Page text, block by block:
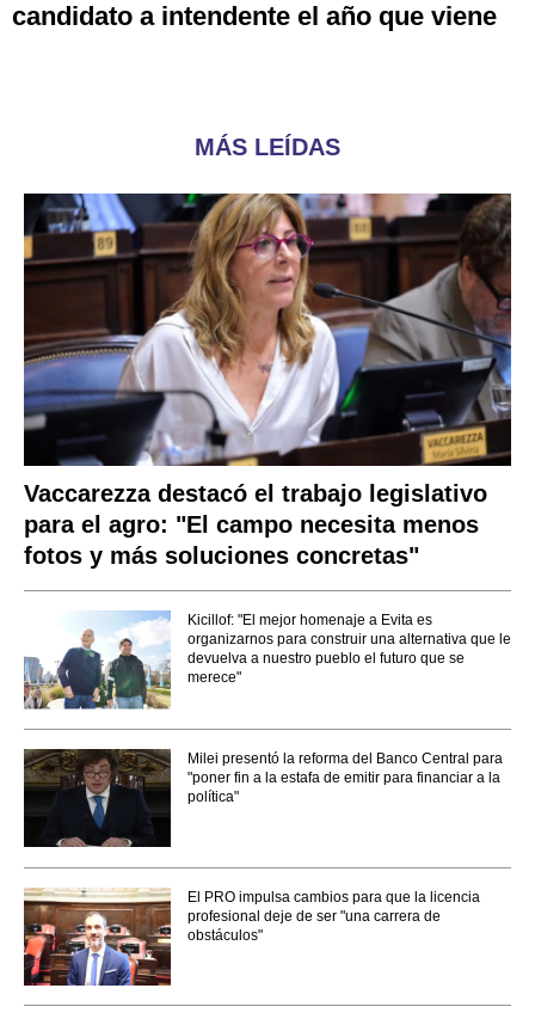
candidato a intendente el año que viene
MÁS LEÍDAS
Vaccarezza destacó el trabajo legislativo
para el agro: "El campo necesita menos
fotos y más soluciones concretas"
Kicillof: "El mejor homenaje a Evita es
organizarnos para construir una alternativa que le
devuelva a nuestro pueblo el futuro que se
merece"
Milei presentó la reforma del Banco Central para
"poner fin a la estafa de emitir para financiar a la
política"
El PRO impulsa cambios para que la licencia
profesional deje de ser "una carrera de
obstáculos"